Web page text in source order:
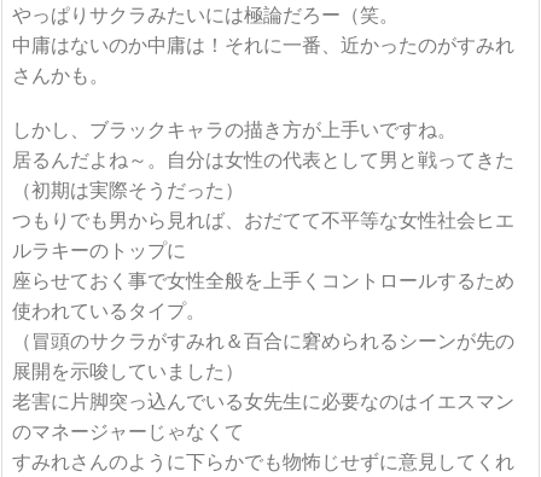
やっぱりサクラみたいには極論だろー（笑。
中庸はないのか中庸は！それに一番、近かったのがすみれ
さんかも。
しかし、ブラックキャラの描き方が上手いですね。
居るんだよね～。自分は女性の代表として男と戦ってきた
（初期は実際そうだった）
つもりでも男から見れば、おだてて不平等な女性社会ヒエ
ルラキーのトップに
座らせておく事で女性全般を上手くコントロールするため
使われているタイプ。
（冒頭のサクラがすみれ＆百合に窘められるシーンが先の
展開を示唆していました）
老害に片脚突っ込んでいる女先生に必要なのはイエスマン
のマネージャーじゃなくて
すみれさんのように下らかでも物怖じせずに意見してくれ